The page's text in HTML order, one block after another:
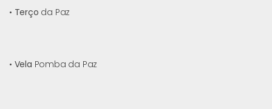
• Terço da Paz
• Vela Pomba da Paz